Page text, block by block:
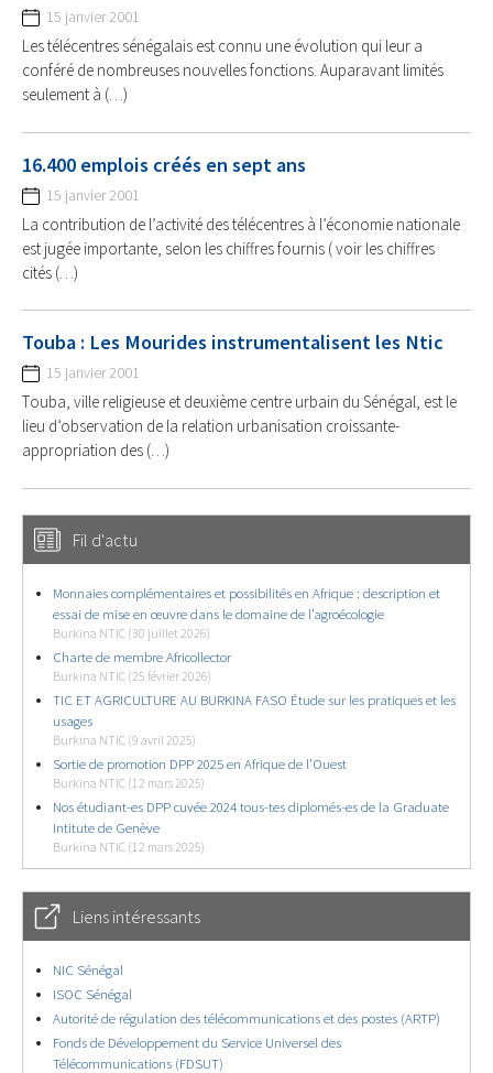
15 janvier 2001
Les télécentres sénégalais est connu une évolution qui leur a
conféré de nombreuses nouvelles fonctions. Auparavant limités
seulement à (…)
16.400 emplois créés en sept ans
15 janvier 2001
La contribution de l’activité des télécentres à l’économie nationale
est jugée importante, selon les chiffres fournis ( voir les chiffres
cités (…)
Touba : Les Mourides instrumentalisent les Ntic
15 janvier 2001
Touba, ville religieuse et deuxième centre urbain du Sénégal, est le
lieu d’observation de la relation urbanisation croissante-
appropriation des (…)
Fil d'actu
Monnaies complémentaires et possibilités en Afrique : description et
essai de mise en œuvre dans le domaine de l’agroécologie
Burkina NTIC (30 juillet 2026)
Charte de membre Africollector
Burkina NTIC (25 février 2026)
TIC ET AGRICULTURE AU BURKINA FASO Étude sur les pratiques et les
usages
Burkina NTIC (9 avril 2025)
Sortie de promotion DPP 2025 en Afrique de l’Ouest
Burkina NTIC (12 mars 2025)
Nos étudiant-es DPP cuvée 2024 tous-tes diplomés-es de la Graduate
Intitute de Genève
Burkina NTIC (12 mars 2025)
Liens intéressants
NIC Sénégal
ISOC Sénégal
Autorité de régulation des télécommunications et des postes (ARTP)
Fonds de Développement du Service Universel des
Télécommunications (FDSUT)